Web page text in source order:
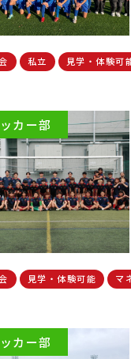
私立 見学・体験可
カー部
見学・体験可能 マ
カー部